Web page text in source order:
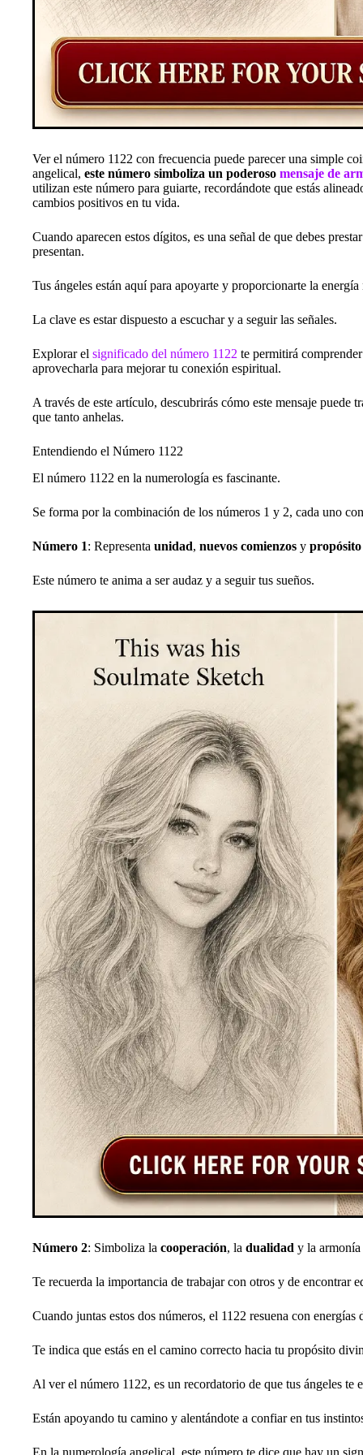
Ver el número 1122 con frecuencia puede parecer una simple
angelical, este número simboliza un poderoso mensaje de
utilizan este número para guiarte, recordándote que estás
cambios positivos en tu vida.
Cuando aparecen estos dígitos, es una señal de que debes
presentan.
Tus ángeles están aquí para apoyarte y proporcionarte la
La clave es estar dispuesto a escuchar y a seguir las señales.
Explorar el significado del número 1122 te permitirá
aprovecharla para mejorar tu conexión espiritual.
A través de este artículo, descubrirás cómo este mensaje
que tanto anhelas.
Entendiendo el Número 1122
El número 1122 en la numerología es fascinante.
Se forma por la combinación de los números 1 y 2, cada uno
Número 1: Representa unidad, nuevos comienzos y propósito
Este número te anima a ser audaz y a seguir tus sueños.
Número 2: Simboliza la cooperación, la dualidad y la armonía
Te recuerda la importancia de trabajar con otros y de encontrar
Cuando juntas estos dos números, el 1122 resuena con energías
Te indica que estás en el camino correcto hacia tu propósito
Al ver el número 1122, es un recordatorio de que tus ángeles te
Están apoyando tu camino y alentándote a confiar en tus
En la numerología angelical, este número te dice que hay un